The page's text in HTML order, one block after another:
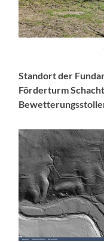
Standort der
Förderturm